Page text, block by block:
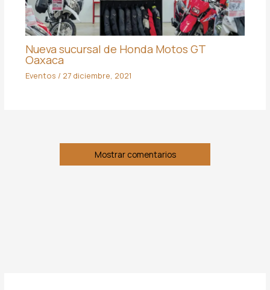
Nueva sucursal de Honda Motos GT
Oaxaca
Eventos / 27 diciembre, 2021
Mostrar comentarios